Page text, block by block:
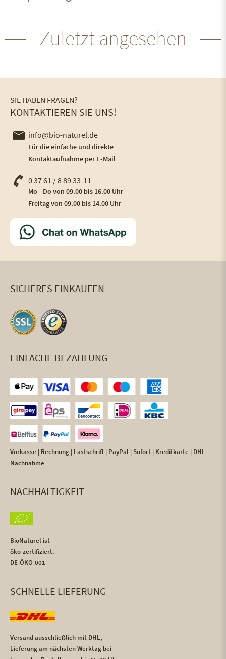
Zuletzt angesehen
SIE HABEN FRAGEN?
KONTAKTIEREN SIE UNS!
info@bio-naturel.de
Für die einfache und direkte
Kontaktaufnahme per E-Mail
0 37 61 / 8 89 33-11
Mo - Do von 09.00 bis 16.00 Uhr
Freitag von 09.00 bis 14.00 Uhr
SICHERES EINKAUFEN
EINFACHE BEZAHLUNG
Vorkasse | Rechnung | Lastschrift | PayPal | Sofort | Kreditkarte | DHL
Nachnahme
NACHHALTIGKEIT
BioNaturel ist
öko-zertifiziert.
DE-ÖKO-001
SCHNELLE LIEFERUNG
Versand ausschließlich mit DHL,
Lieferung am nächsten Werktag bei